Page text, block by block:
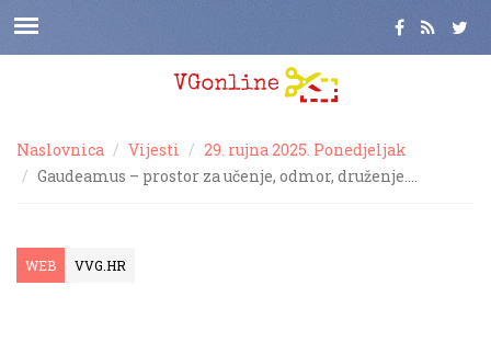
Naslovnica Vijesti
29. rujna 2025. Ponedjeljak
Gaudeamus – prostor za učenje, odmor, druženje….
WEB VVG.HR